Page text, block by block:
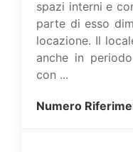
spazi interni e
parte di esso
locazione. Il
anche in
con ...
Numero